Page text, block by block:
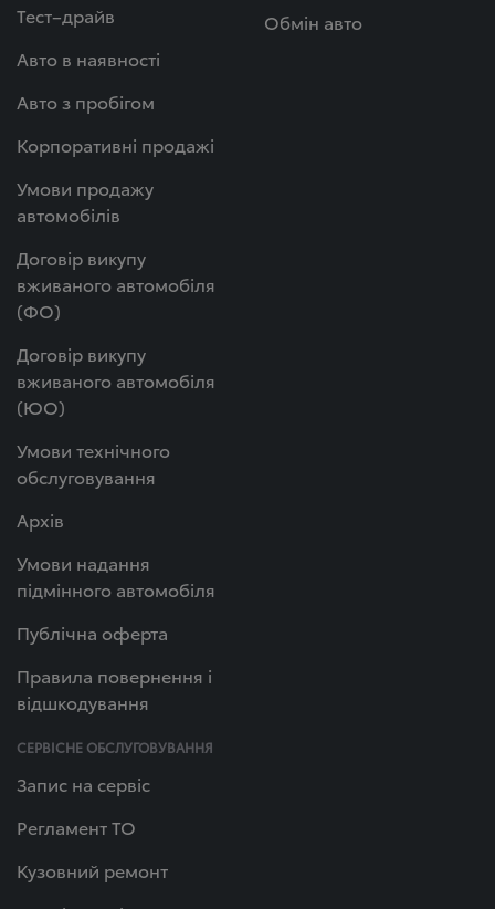
Тест–драйв
Авто в наявності
Авто з пробігом
Корпоративні продажі
Умови продажу
автомобілів
Договір викупу
вживаного автомобіля
(ФО)
Договір викупу
вживаного автомобіля
(ЮО)
Умови технічного
обслуговування
Архів
Умови надання
підмінного автомобіля
Публічна оферта
Правила повернення і
відшкодування
Обмін авто
СЕРВІСНЕ ОБСЛУГОВУВАННЯ
Запис на сервіс
Регламент ТО
Кузовний ремонт